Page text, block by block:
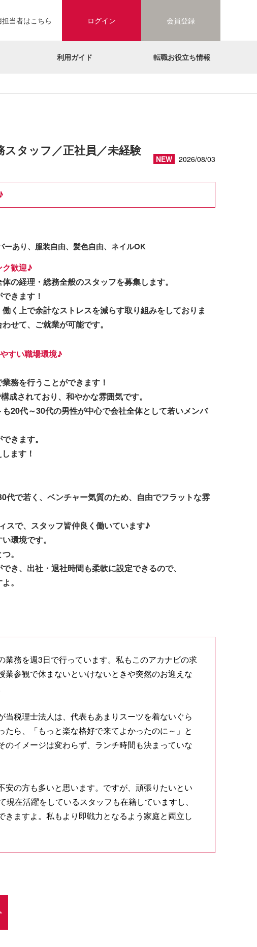
当者はこちら ログイン 会員登録
利用ガイド 転職お役立ち情報
タッフ／正社員／未経験
NEW 2026/08/03
あり、服装自由、髪色自由、ネイルOK
ク歓迎♪
の経理・総務全般のスタッフを募集します。
きます！
く上で余計なストレスを減らす取り組みをしておりま
せて、ご就業が可能です。
すい職場環境♪
務を行うことができます！
成されており、和やかな雰囲気です。
20代～30代の男性が中心で会社全体として若いメンバ
きます。
ます！
代で若く、ベンチャー気質のため、自由でフラットな雰
スで、スタッフ皆仲良く働いています♪
環境です。
。
き、出社・退社時間も柔軟に設定できるので、
。
務を週3日で行っています。私もこのアカナビの求
参観で休まないといけないときや突然のお迎えな
税理士法人は、代表もあまりスーツを着ないぐら
ら、「もっと楽な格好で来てよかったのに～」と
イメージは変わらず、ランチ時間も決まっていな
の方も多いと思います。ですが、頑張りたいとい
在活躍をしているスタッフも在籍していますし、
ますよ。私もより即戦力となるよう家庭と両立し